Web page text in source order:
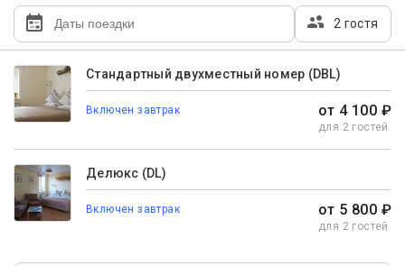
2 гостя
Стандартный двухместный номер (DBL)
Включен завтрак от 4 100 ₽
для 2 гостей
Делюкс (DL)
Включен завтрак от 5 800 ₽
для 2 гостей